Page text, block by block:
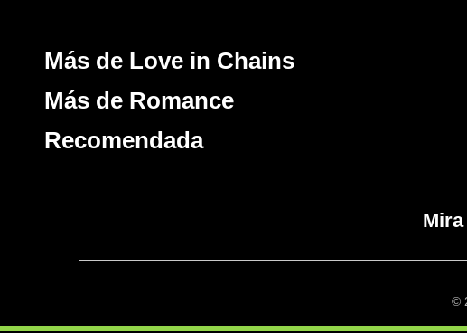
Más de Love in Chains
Más de Romance
Recomendada
©